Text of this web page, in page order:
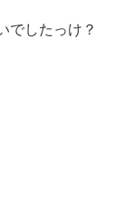
でしたっけ？